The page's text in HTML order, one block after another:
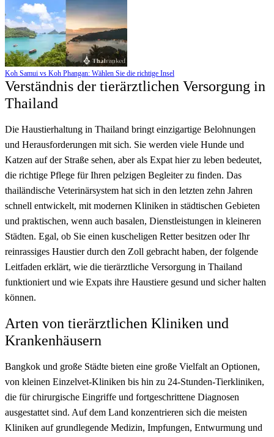
Koh Samui vs Koh Phangan: Wählen Sie die richtige Insel
Verständnis der tierärztlichen Versorgung in
Thailand
Die Haustierhaltung in Thailand bringt einzigartige Belohnungen
und Herausforderungen mit sich. Sie werden viele Hunde und
Katzen auf der Straße sehen, aber als Expat hier zu leben bedeutet,
die richtige Pflege für Ihren pelzigen Begleiter zu finden. Das
thailändische Veterinärsystem hat sich in den letzten zehn Jahren
schnell entwickelt, mit modernen Kliniken in städtischen Gebieten
und praktischen, wenn auch basalen, Dienstleistungen in kleineren
Städten. Egal, ob Sie einen kuscheligen Retter besitzen oder Ihr
reinrassiges Haustier durch den Zoll gebracht haben, der folgende
Leitfaden erklärt, wie die tierärztliche Versorgung in Thailand
funktioniert und wie Expats ihre Haustiere gesund und sicher halten
können.
Arten von tierärztlichen Kliniken und
Krankenhäusern
Bangkok und große Städte bieten eine große Vielfalt an Optionen,
von kleinen Einzelvet-Kliniken bis hin zu 24-Stunden-Tierkliniken,
die für chirurgische Eingriffe und fortgeschrittene Diagnosen
ausgestattet sind. Auf dem Land konzentrieren sich die meisten
Kliniken auf grundlegende Medizin, Impfungen, Entwurmung und